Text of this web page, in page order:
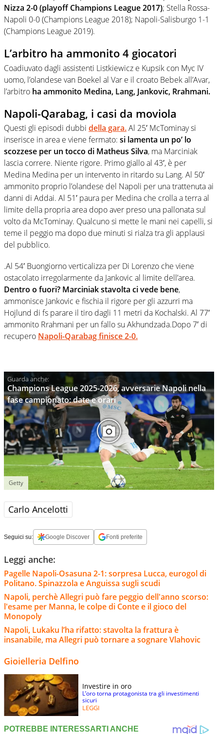
Nizza 2-0 (playoff Champions League 2017); Stella Rossa-
Napoli 0-0 (Champions League 2018); Napoli-Salisburgo 1-1
(Champions League 2019).
L’arbitro ha ammonito 4 giocatori
Coadiuvato dagli assistenti Listkiewicz e Kupsik con Myc IV
uomo, l’olandese van Boekel al Var e il croato Bebek all’Avar,
l’arbitro ha ammonito Medina, Lang, Jankovic, Rrahmani.
Napoli-Qarabag, i casi da moviola
Questi gli episodi dubbi della gara.Al 25′ McTominay si
inserisce in area e viene fermato: si lamenta un po’ lo
scozzese per un tocco di Matheus Silva, ma Marciniak
lascia correre. Niente rigore. Primo giallo al 43′, è per
Medina Medina per un intervento in ritardo su Lang. Al 50′
ammonito proprio l’olandese del Napoli per una trattenuta ai
danni di Addai. Al 51′ paura per Medina che crolla a terra al
limite della propria area dopo aver preso una pallonata sul
volto da McTominay. Qualcuno si mette le mani nei capelli, si
teme il peggio ma dopo due minuti si rialza tra gli applausi
del pubblico.
.Al 54′ Buongiorno verticalizza per Di Lorenzo che viene
ostacolato irregolarmente da Jankovic al limite dell’area.
Dentro o fuori? Marciniak stavolta ci vede bene,
ammonisce Jankovic e fischia il rigore per gli azzurri ma
Hojlund di fs parare il tiro dagli 11 metri da Kochalski. Al 77′
ammonito Rrahmani per un fallo su Akhundzada.Dopo 7′ di
recupero Napoli-Qarabag finisce 2-0.
Champions League 2025-2026, avversarie Napoli nella
fase campionato: date e orari
Getty
Carlo Ancelotti
Seguici su: Google Discover Fonti preferite
Leggi anche:
Pagelle Napoli-Osasuna 2-1: sorpresa Lucca, eurogol di
Politano. Spinazzola e Anguissa sugli scudi
Napoli, perchè Allegri può fare peggio dell'anno scorso:
l'esame per Manna, le colpe di Conte e il gioco del
Monopoly
Napoli, Lukaku l’ha rifatto: stavolta la frattura è
insanabile, ma Allegri può tornare a sognare Vlahovic
Gioielleria Delfino
Investire in oro
L’oro torna protagonista tra gli investimenti
sicuri
LEGGI